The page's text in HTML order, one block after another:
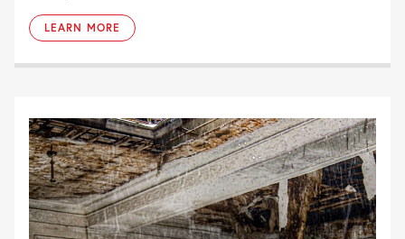
LEARN MORE